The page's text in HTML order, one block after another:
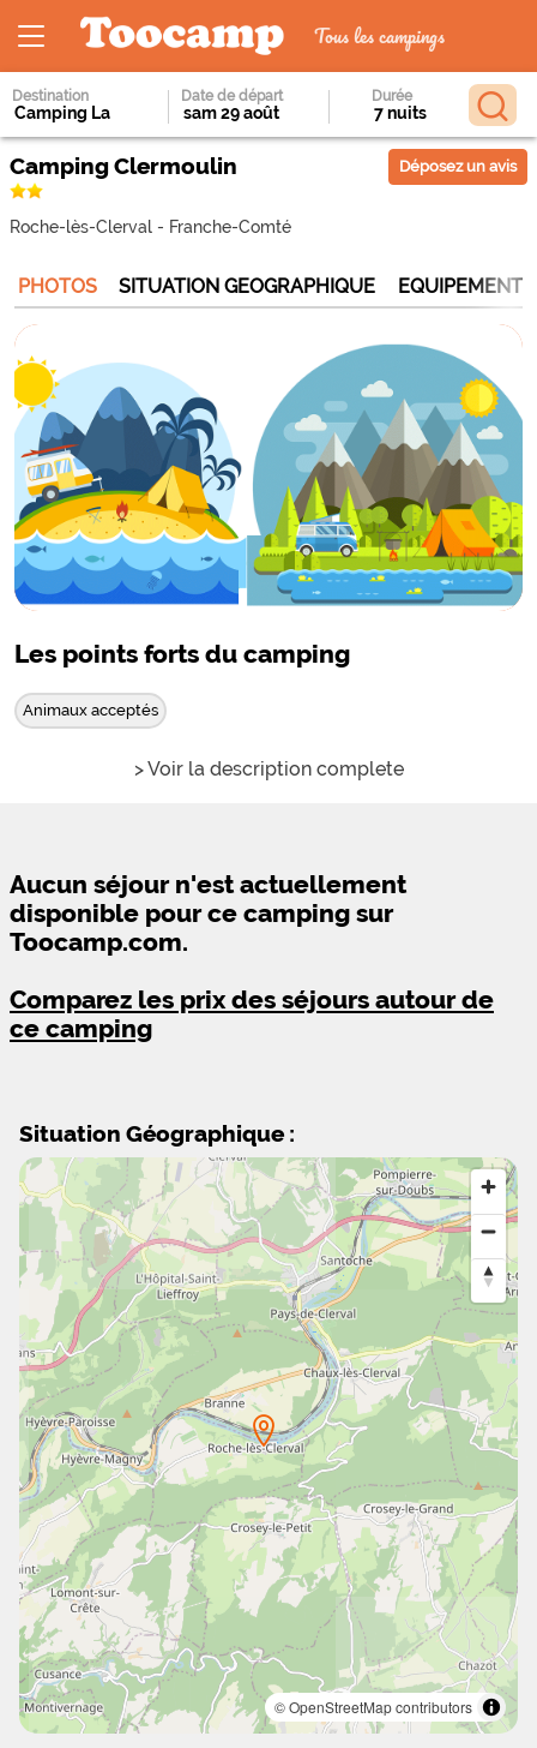
Tous les campings
Destination Date de départ Durée
Camping Clermoulin
Roche-lès-Clerval - Franche-Comté
Déposez un avis
PHOTOS SITUATION GEOGRAPHIQUE
Les points forts du camping
Animaux acceptés
> Voir la description complete
Aucun séjour n'est actuellement
disponible pour ce camping sur
Toocamp.com.
Comparez les prix des séjours autour de
ce camping
Situation Géographique :
© OpenStreetMap contributors